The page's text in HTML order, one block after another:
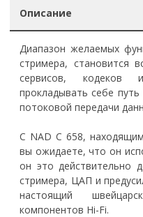
Описание
Диапазон желаемых
стримера, становится
сервисов, кодеков
прокладывать себе
потоковой передачи
С NAD C 658,
вы ожидаете, что он
он это действительно
стримера, ЦАП и
настоящий
компонентов Hi-Fi.